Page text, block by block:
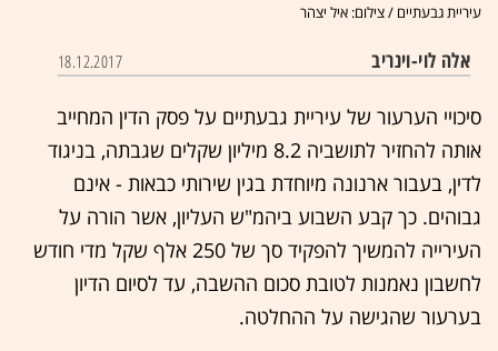
עיריית גבעתיים / צילום: איל יצהר
אלה לוי-וינריב 18.12.2017
סיכויי הערעור של עיריית גבעתיים על פסק הדין המחייב
אותה להחזיר לתושביה 8.2 מיליון שקלים שגבתה, בניגוד
לדין, בעבור ארנונה מיוחדת בגין שירותי כבאות - אינם
גבוהים. כך קבע השבוע ביהמ"ש העליון, אשר הורה על
העירייה להמשיך להפקיד סך של 250 אלף שקל מדי חודש
לחשבון נאמנות לטובת סכום ההשבה, עד לסיום הדיון
בערעור שהגישה על ההחלטה.